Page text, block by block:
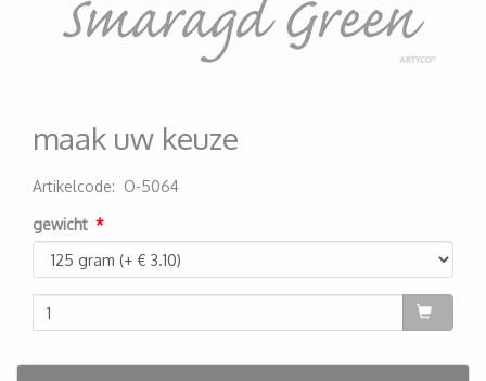
maak uw keuze
Artikelcode: O-5064
gewicht